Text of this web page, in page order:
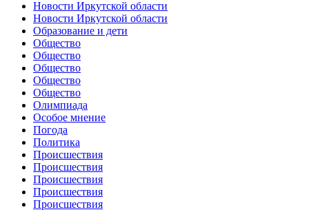
Новости Иркутской области
Новости Иркутской области
Образование и дети
Общество
Общество
Общество
Общество
Общество
Олимпиада
Особое мнение
Погода
Политика
Происшествия
Происшествия
Происшествия
Происшествия
Происшествия